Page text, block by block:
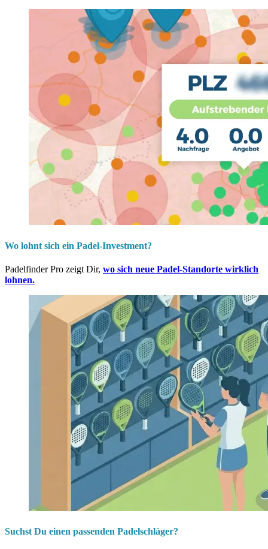
Wo lohnt sich ein Padel-Investment?
Padelfinder Pro zeigt Dir, wo sich neue Padel-Standorte wirklich
lohnen.
Suchst Du einen passenden Padelschläger?